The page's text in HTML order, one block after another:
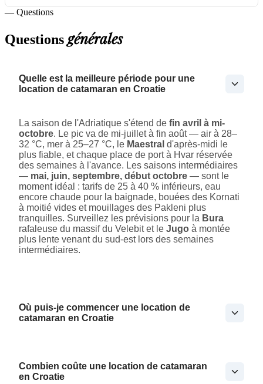
— Questions
Questionsgénérales
Quelle est la meilleure période pour une
location de catamaran en Croatie
La saison de l'Adriatique s'étend de fin avril à mi-
octobre. Le pic va de mi-juillet à fin août — air à 28–
32 °C, mer à 25–27 °C, le Maestral d'après-midi le
plus fiable, et chaque place de port à Hvar réservée
des semaines à l'avance. Les saisons intermédiaires
— mai, juin, septembre, début octobre — sont le
moment idéal : tarifs de 25 à 40 % inférieurs, eau
encore chaude pour la baignade, bouées des Kornati
à moitié vides et mouillages des Pakleni plus
tranquilles. Surveillez les prévisions pour la Bura
rafaleuse du massif du Velebit et le Jugo à montée
plus lente venant du sud-est lors des semaines
intermédiaires.
Où puis-je commencer une location de
catamaran en Croatie
Combien coûte une location de catamaran
en Croatie